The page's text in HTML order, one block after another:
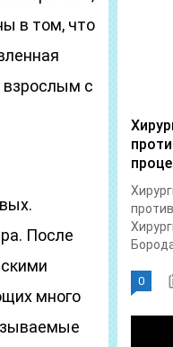
в том, что
с
После
много
0